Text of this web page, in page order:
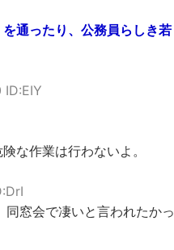
通ったり、公務員らしき若
な作業は行わないよ。
窓会で凄いと言われたかっ